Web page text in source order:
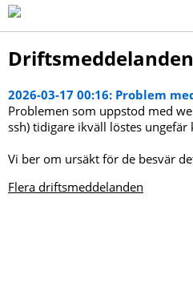
Driftsmeddelanden
2026-03-17 00:16: Problem
Problemen som uppstod med
ssh) tidigare ikväll löstes ungefär
Vi ber om ursäkt för de besvär
Flera driftsmeddelanden